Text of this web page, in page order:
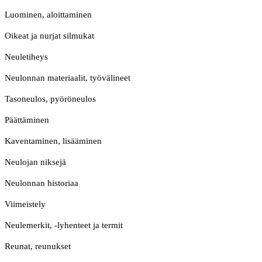
Luominen, aloittaminen
Oikeat ja nurjat silmukat
Neuletiheys
Neulonnan materiaalit, työvälineet
Tasoneulos, pyöröneulos
Päättäminen
Kaventaminen, lisääminen
Neulojan niksejä
Neulonnan historiaa
Viimeistely
Neulemerkit, -lyhenteet ja termit
Reunat, reunukset